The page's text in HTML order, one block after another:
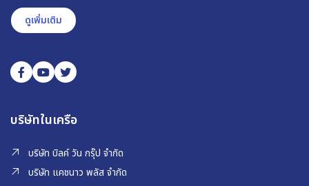
ดูเพิ่มเติม
บริษัทในเครือ
บริษัท บิลค์ วัน กรุ๊ป จำกัด
บริษัท แคชนาว พลัส จำกัด